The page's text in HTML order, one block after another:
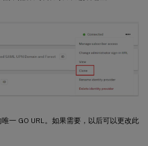
一 GO URL。如果需要，以后可以更改此